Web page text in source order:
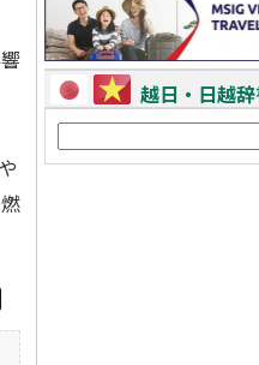
越日・日越